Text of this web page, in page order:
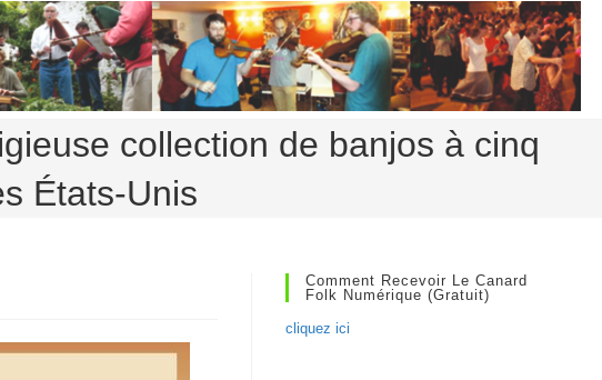
collection de banjos à cinq
États-Unis
Comment Recevoir Le Canard
Folk Numérique (gratuit)
cliquez ici